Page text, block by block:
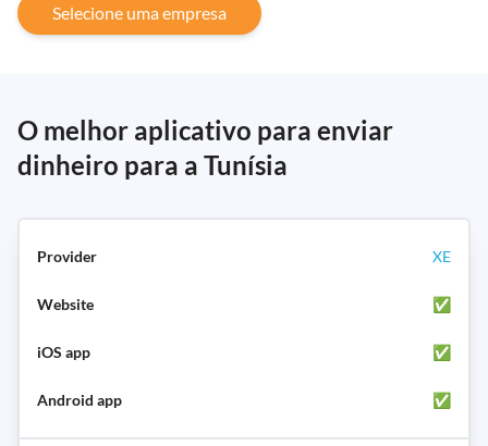
Selecione uma empresa
O melhor aplicativo para enviar
dinheiro para a Tunísia
XE
✅
✅
✅